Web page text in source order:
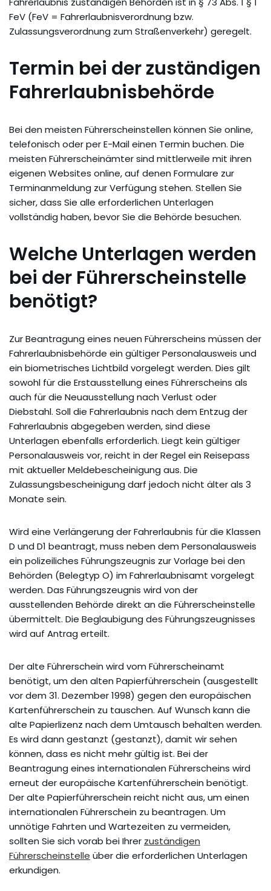
FeV (FeV = Fahrerlaubnisverordnung bzw.
Zulassungsverordnung zum Straßenverkehr) geregelt.
Termin bei der zuständigen
Fahrerlaubnisbehörde
Bei den meisten Führerscheinstellen können Sie online,
telefonisch oder per E-Mail einen Termin buchen. Die
meisten Führerscheinämter sind mittlerweile mit ihren
eigenen Websites online, auf denen Formulare zur
Terminanmeldung zur Verfügung stehen. Stellen Sie
sicher, dass Sie alle erforderlichen Unterlagen
vollständig haben, bevor Sie die Behörde besuchen.
Welche Unterlagen werden
bei der Führerscheinstelle
benötigt?
Zur Beantragung eines neuen Führerscheins müssen der
Fahrerlaubnisbehörde ein gültiger Personalausweis und
ein biometrisches Lichtbild vorgelegt werden. Dies gilt
sowohl für die Erstausstellung eines Führerscheins als
auch für die Neuausstellung nach Verlust oder
Diebstahl. Soll die Fahrerlaubnis nach dem Entzug der
Fahrerlaubnis abgegeben werden, sind diese
Unterlagen ebenfalls erforderlich. Liegt kein gültiger
Personalausweis vor, reicht in der Regel ein Reisepass
mit aktueller Meldebescheinigung aus. Die
Zulassungsbescheinigung darf jedoch nicht älter als 3
Monate sein.
Wird eine Verlängerung der Fahrerlaubnis für die Klassen
D und D1 beantragt, muss neben dem Personalausweis
ein polizeiliches Führungszeugnis zur Vorlage bei den
Behörden (Belegtyp O) im Fahrerlaubnisamt vorgelegt
werden. Das Führungszeugnis wird von der
ausstellenden Behörde direkt an die Führerscheinstelle
übermittelt. Die Beglaubigung des Führungszeugnisses
wird auf Antrag erteilt.
Der alte Führerschein wird vom Führerscheinamt
benötigt, um den alten Papierführerschein (ausgestellt
vor dem 31. Dezember 1998) gegen den europäischen
Kartenführerschein zu tauschen. Auf Wunsch kann die
alte Papierlizenz nach dem Umtausch behalten werden.
Es wird dann gestanzt (gestanzt), damit wir sehen
können, dass es nicht mehr gültig ist. Bei der
Beantragung eines internationalen Führerscheins wird
erneut der europäische Kartenführerschein benötigt.
Der alte Papierführerschein reicht nicht aus, um einen
internationalen Führerschein zu beantragen. Um
unnötige Fahrten und Wartezeiten zu vermeiden,
sollten Sie sich vorab bei Ihrer zuständigen
Führerscheinstelle über die erforderlichen Unterlagen
erkundigen.